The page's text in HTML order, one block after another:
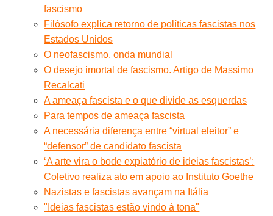
fascismo
Filósofo explica retorno de políticas fascistas nos
Estados Unidos
O neofascismo, onda mundial
O desejo imortal de fascismo. Artigo de Massimo
Recalcati
A ameaça fascista e o que divide as esquerdas
Para tempos de ameaça fascista
A necessária diferença entre “virtual eleitor” e
“defensor” de candidato fascista
‘A arte vira o bode expiatório de ideias fascistas’:
Coletivo realiza ato em apoio ao Instituto Goethe
Nazistas e fascistas avançam na Itália
"Ideias fascistas estão vindo à tona"